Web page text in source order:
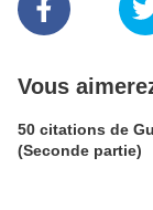
Vous
50 citations de
(Seconde partie)